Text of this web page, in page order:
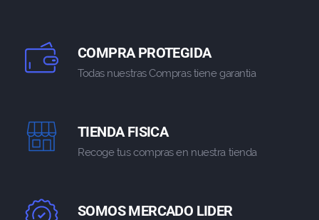
COMPRA PROTEGIDA
Todas nuestras Compras tiene garantia
TIENDA FISICA
Recoge tus compras en nuestra tienda
SOMOS MERCADO LIDER